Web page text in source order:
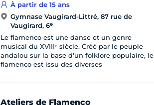
À partir de 15 ans
Gymnase Vaugirard-Littré, 87 rue de
Vaugirard, 6e
Le flamenco est une danse et un genre
musical du XVIIIᵉ siècle. Créé par le peuple
andalou sur la base d'un folklore populaire, le
flamenco est issu des diverses
Ateliers de Flamenco